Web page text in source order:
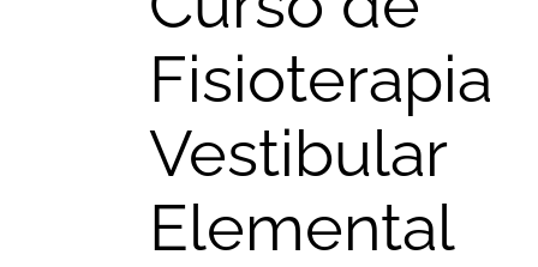
Fisioterapia
Vestibular
Elemental